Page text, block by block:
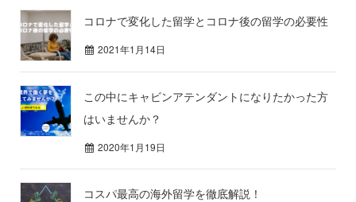
コロナで変化した留学とコロナ後の留学の必要性
2021年1月14日
この中にキャビンアテンダントになりたかった方
はいませんか？
2020年1月19日
コスパ最高の海外留学を徹底解説！